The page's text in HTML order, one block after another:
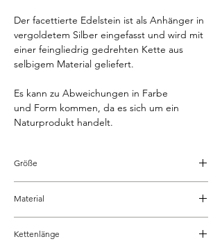
Der facettierte Edelstein ist als Anhänger in
vergoldetem Silber eingefasst und wird mit
einer feingliedrig gedrehten Kette aus
selbigem Material geliefert.
Es kann zu Abweichungen in Farbe
und Form kommen, da es sich um ein
Naturprodukt handelt.
Größe
Material
Kettenlänge